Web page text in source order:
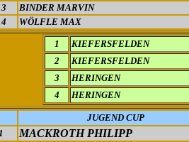
BINDER MARVIN
WÖLFLE MAX
1
KIEFERSFELDEN
2
KIEFERSFELDEN
3
HERINGEN
4
HERINGEN
JUGEND CUP
MACKROTH PHILIPP